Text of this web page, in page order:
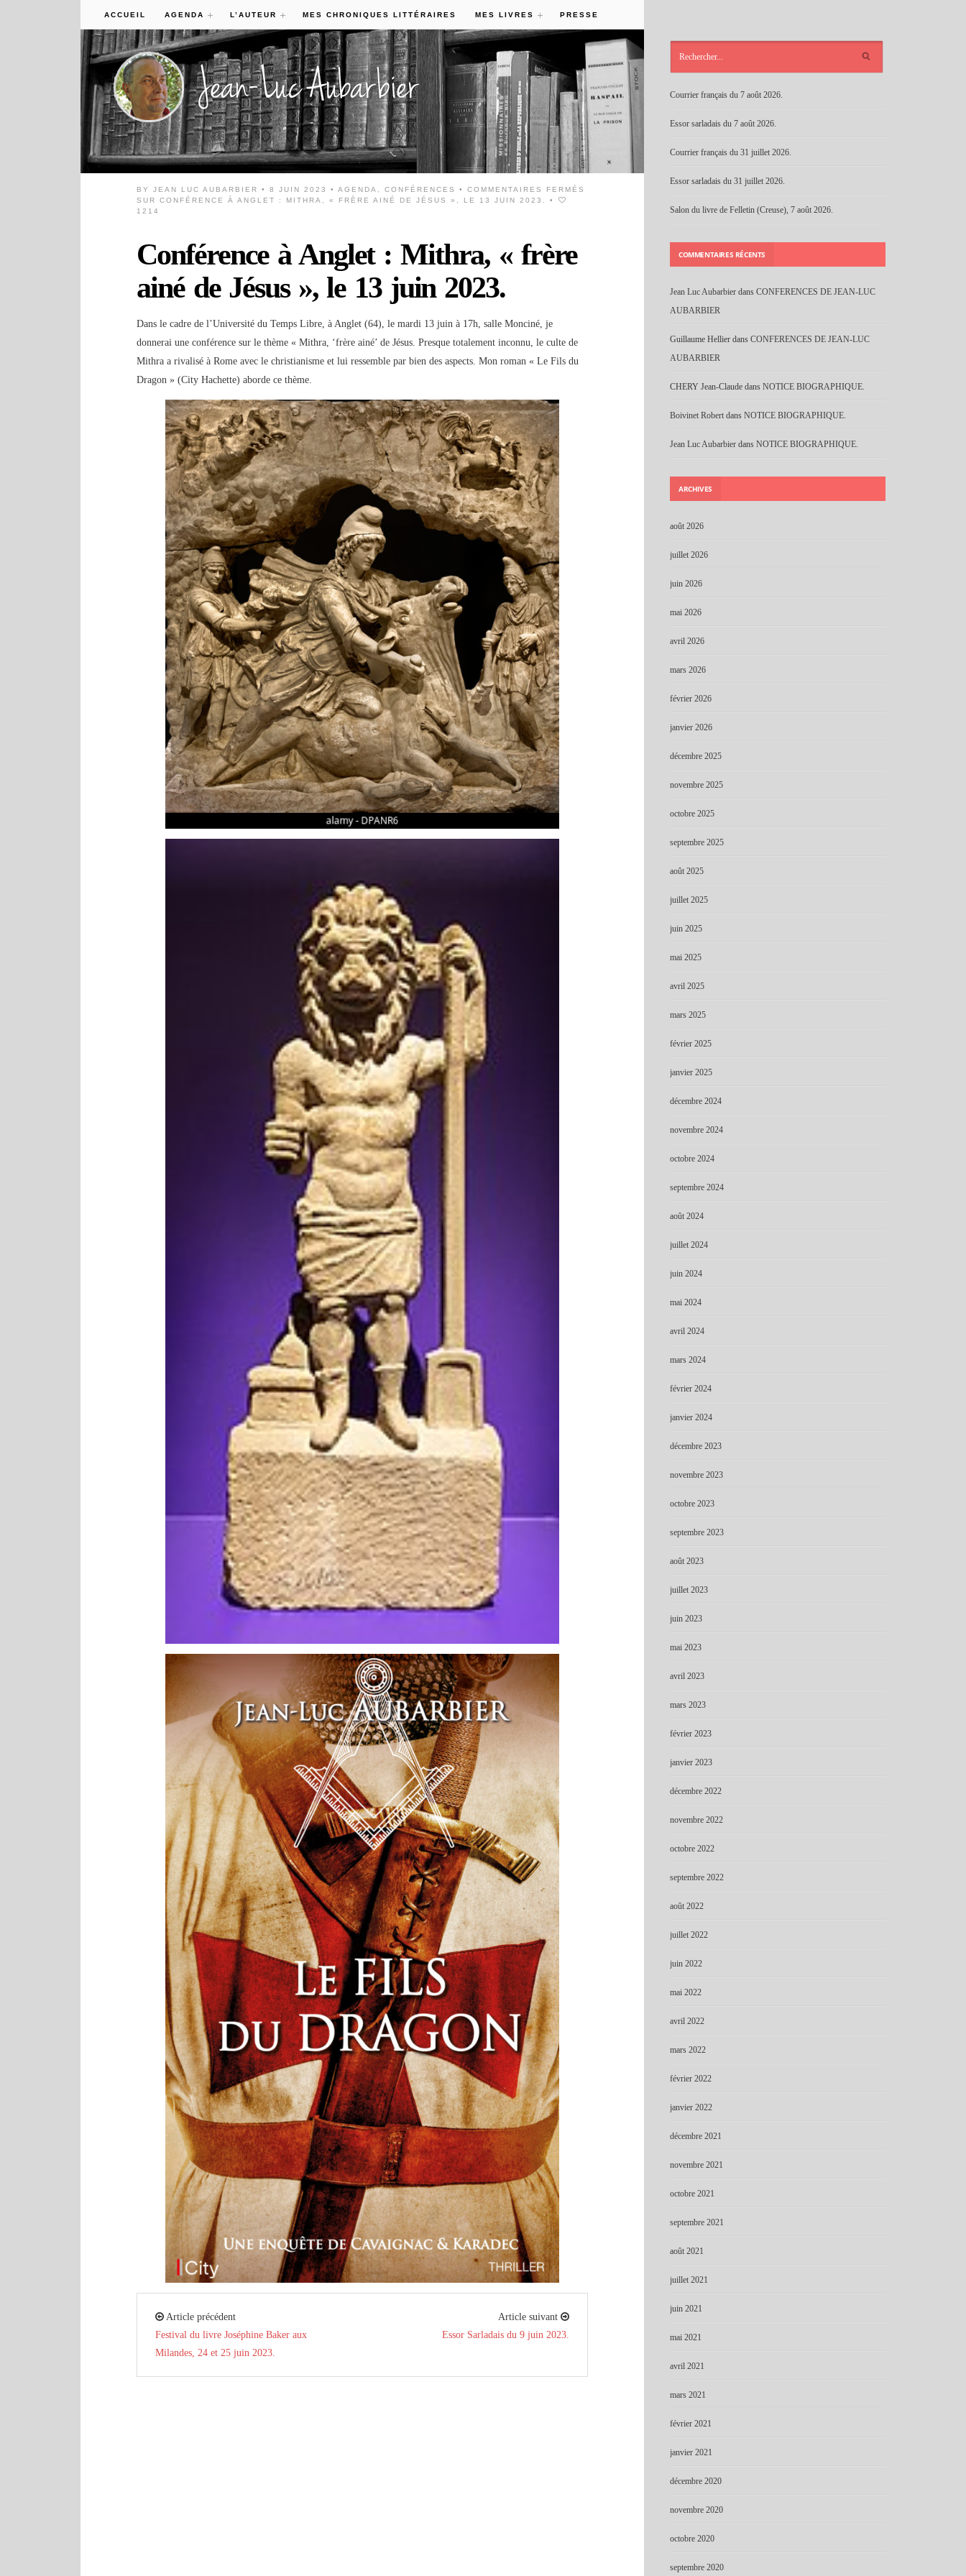
ACCUEIL AGENDA L’AUTEUR MES CHRONIQUES LITTÉRAIRES MES LIVRES PRESSE
BYJEAN LUC AUBARBIER • 8 JUIN 2023 •AGENDA ,CONFÉRENCES •COMMENTAIRES FERMÉS
SUR CONFÉRENCE À ANGLET : MITHRA, « FRÈRE AINÉ DE JÉSUS », LE 13 JUIN 2023.
•
1214
Conférence à Anglet : Mithra, « frère
ainé de Jésus », le 13 juin 2023.
Dans le cadre de l’Université du Temps Libre, à Anglet (64), le mardi 13 juin à 17h, salle Monciné, je
donnerai une conférence sur le thème « Mithra, ‘frère ainé’ de Jésus. Presque totalement inconnu, le culte de
Mithra a rivalisé à Rome avec le christianisme et lui ressemble par bien des aspects. Mon roman « Le Fils du
Dragon » (City Hachette) aborde ce thème.
Article précédent
Festival du livre Joséphine Baker aux
Milandes, 24 et 25 juin 2023.
Article suivant
Essor Sarladais du 9 juin 2023.
Courrier français du 7 août 2026.
Essor sarladais du 7 août 2026.
Courrier français du 31 juillet 2026.
Essor sarladais du 31 juillet 2026.
Salon du livre de Felletin (Creuse), 7 août 2026.
COMMENTAIRES RÉCENTS
Jean Luc Aubarbier dans CONFERENCES DE JEAN-LUC
AUBARBIER
Guillaume Hellier dans CONFERENCES DE JEAN-LUC
AUBARBIER
CHERY Jean-Claude dans NOTICE BIOGRAPHIQUE.
Boivinet Robert dans NOTICE BIOGRAPHIQUE.
Jean Luc Aubarbier dans NOTICE BIOGRAPHIQUE.
ARCHIVES
août 2026
juillet 2026
juin 2026
mai 2026
avril 2026
mars 2026
février 2026
janvier 2026
décembre 2025
novembre 2025
octobre 2025
septembre 2025
août 2025
juillet 2025
juin 2025
mai 2025
avril 2025
mars 2025
février 2025
janvier 2025
décembre 2024
novembre 2024
octobre 2024
septembre 2024
août 2024
juillet 2024
juin 2024
mai 2024
avril 2024
mars 2024
février 2024
janvier 2024
décembre 2023
novembre 2023
octobre 2023
septembre 2023
août 2023
juillet 2023
juin 2023
mai 2023
avril 2023
mars 2023
février 2023
janvier 2023
décembre 2022
novembre 2022
octobre 2022
septembre 2022
août 2022
juillet 2022
juin 2022
mai 2022
avril 2022
mars 2022
février 2022
janvier 2022
décembre 2021
novembre 2021
octobre 2021
septembre 2021
août 2021
juillet 2021
juin 2021
mai 2021
avril 2021
mars 2021
février 2021
janvier 2021
décembre 2020
novembre 2020
octobre 2020
septembre 2020